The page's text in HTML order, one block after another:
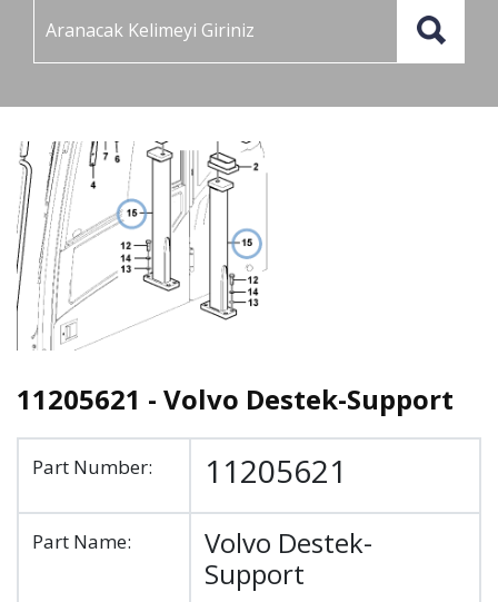
11205621 - Volvo Destek-Support
Part Number: 11205621
Part Name:
Volvo Destek-
Support